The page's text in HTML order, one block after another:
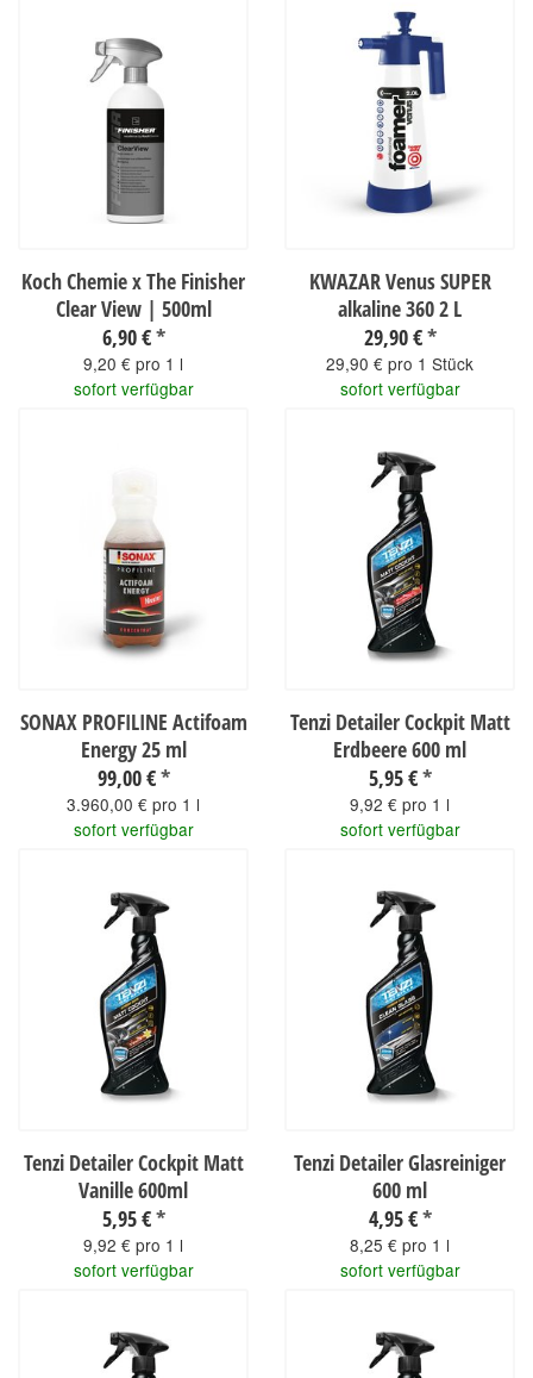
Koch Chemie x The Finisher
Clear View | 500ml
6,90 €*
9,20 € pro 1 l
sofort verfügbar
KWAZAR Venus SUPER
alkaline 360 2 L
29,90 €*
29,90 € pro 1 Stück
sofort verfügbar
SONAX PROFILINE Actifoam
Energy 25 ml
99,00 €*
3.960,00 € pro 1 l
sofort verfügbar
Tenzi Detailer Cockpit Matt
Erdbeere 600 ml
5,95 €*
9,92 € pro 1 l
sofort verfügbar
Tenzi Detailer Cockpit Matt
Vanille 600ml
5,95 €*
9,92 € pro 1 l
sofort verfügbar
Tenzi Detailer Glasreiniger
600 ml
4,95 €*
8,25 € pro 1 l
sofort verfügbar